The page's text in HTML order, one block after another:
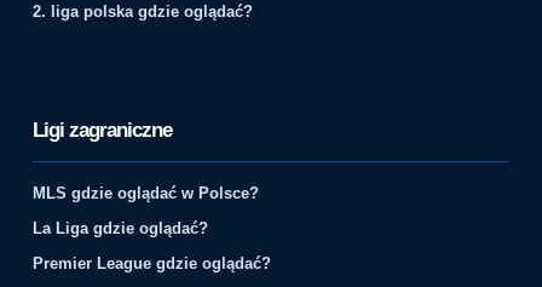
2. liga polska gdzie oglądać?
Ligi zagraniczne
MLS gdzie oglądać w Polsce?
La Liga gdzie oglądać?
Premier League gdzie oglądać?